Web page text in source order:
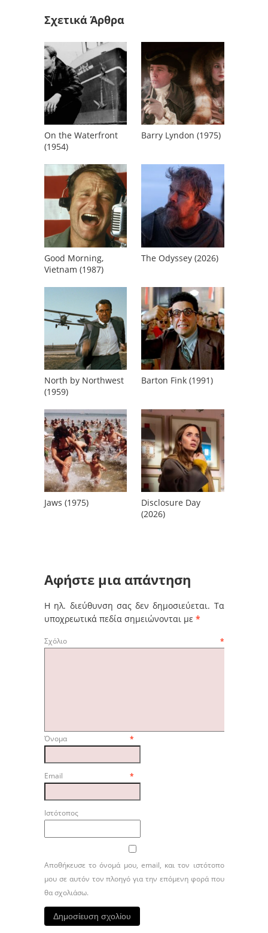
Σχετικά Άρθρα
On the Waterfront
(1954)
Barry Lyndon (1975)
Good Morning,
Vietnam (1987)
The Odyssey (2026)
North by Northwest
(1959)
Barton Fink (1991)
Jaws (1975)
Disclosure Day
(2026)
Αφήστε μια απάντηση
Η ηλ. διεύθυνση σας δεν δημοσιεύεται. Τα
υποχρεωτικά πεδία σημειώνονται με *
Σχόλιο *
Όνομα*
Email*
Ιστότοπος
Αποθήκευσε το όνομά μου, email, και τον ιστότοπο
μου σε αυτόν τον πλοηγό για την επόμενη φορά που
θα σχολιάσω.